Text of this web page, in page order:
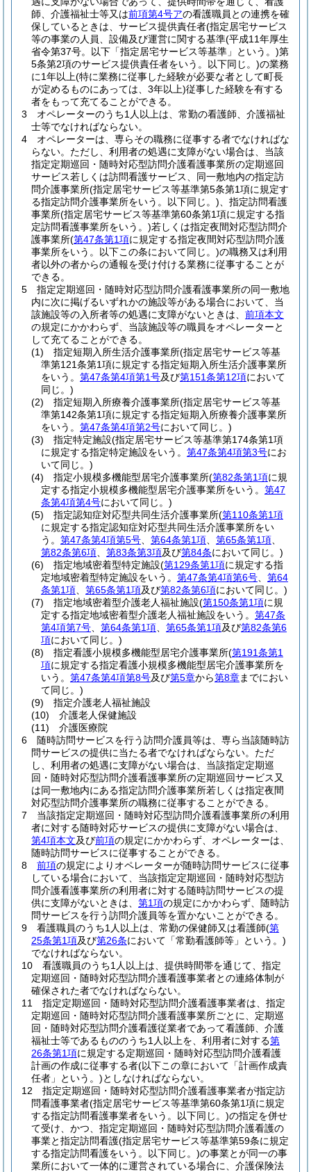
師、介護福祉士等又は前項第4号アの看護職員との連携を確
保しているときは、サービス提供責任者(指定居宅サービス
等の事業の人員、設備及び運営に関する基準(平成11年厚生
省令第37号。以下「指定居宅サービス等基準」という。)第
5条第2項のサービス提供責任者をいう。以下同じ。)の業務
に1年以上(特に業務に従事した経験が必要な者として町長
が定めるものにあっては、3年以上)従事した経験を有する
者をもって充てることができる。
3
オペレーターのうち1人以上は、常勤の看護師、介護福祉
士等でなければならない。
4
オペレーターは、専らその職務に従事する者でなければな
らない。 ただし、利用者の処遇に支障がない場合は、当該
指定定期巡回・随時対応型訪問介護看護事業所の定期巡回
サービス若しくは訪問看護サービス、同一敷地内の指定訪
問介護事業所(指定居宅サービス等基準第5条第1項に規定す
る指定訪問介護事業所をいう。以下同じ。) 、指定訪問看護
事業所(指定居宅サービス等基準第60条第1項に規定する指
定訪問看護事業所をいう。)若しくは指定夜間対応型訪問介
護事業所(第47条第1項に規定する指定夜間対応型訪問介護
事業所をいう。以下この条において同じ。)の職務又は利用
者以外の者からの通報を受け付ける業務に従事することが
できる。
5
指定定期巡回・随時対応型訪問介護看護事業所の同一敷地
内に次に掲げるいずれかの施設等がある場合において、当
該施設等の入所者等の処遇に支障がないときは、 前項本文
の規定にかかわらず、当該施設等の職員をオペレーターと
して充てることができる。
(1)
指定短期入所生活介護事業所(指定居宅サービス等基
準第121条第1項に規定する指定短期入所生活介護事業所
をいう。 第47条第4項第1号及び第151条第12項において
同じ。)
(2)
指定短期入所療養介護事業所(指定居宅サービス等基
準第142条第1項に規定する指定短期入所療養介護事業所
をいう。 第47条第4項第2号において同じ。)
(3)
指定特定施設(指定居宅サービス等基準第174条第1項
に規定する指定特定施設をいう。 第47条第4項第3号にお
いて同じ。)
(4)
指定小規模多機能型居宅介護事業所(第82条第1項に規
定する指定小規模多機能型居宅介護事業所をいう。 第47
条第4項第4号において同じ。)
(5)
指定認知症対応型共同生活介護事業所(第110条第1項
に規定する指定認知症対応型共同生活介護事業所をい
う。 第47条第4項第5号 第64条第1項 第65条第1項
第82条第6項
第83条第3項及び第84条において同じ。)
(6)
指定地域密着型特定施設(第129条第1項に規定する指
定地域密着型特定施設をいう。 第47条第4項第6号
第64
条第1項
第65条第1項及び第82条第6項において同じ。)
(7)
指定地域密着型介護老人福祉施設(第150条第1項に規
定する指定地域密着型介護老人福祉施設をいう。 第47条
第4項第7号
第64条第1項 第65条第1項及び第82条第6
項において同じ。)
(8)
指定看護小規模多機能型居宅介護事業所(第191条第1
項に規定する指定看護小規模多機能型居宅介護事業所を
いう。 第47条第4項第8号及び第5章から第8章までにおい
て同じ。)
(9)
指定介護老人福祉施設
(10)
介護老人保健施設
(11)
介護医療院
6
随時訪問サービスを行う訪問介護員等は、専ら当該随時訪
問サービスの提供に当たる者でなければならない。 ただ
し、利用者の処遇に支障がない場合は、当該指定定期巡
回・随時対応型訪問介護看護事業所の定期巡回サービス又
は同一敷地内にある指定訪問介護事業所若しくは指定夜間
対応型訪問介護事業所の職務に従事することができる。
7
当該指定定期巡回・随時対応型訪問介護看護事業所の利用
者に対する随時対応サービスの提供に支障がない場合は、
第4項本文及び前項の規定にかかわらず、オペレーターは、
随時訪問サービスに従事することができる。
8
前項の規定によりオペレーターが随時訪問サービスに従事
している場合において、当該指定定期巡回・随時対応型訪
問介護看護事業所の利用者に対する随時訪問サービスの提
供に支障がないときは、 第1項の規定にかかわらず、随時訪
問サービスを行う訪問介護員等を置かないことができる。
9
看護職員のうち1人以上は、常勤の保健師又は看護師(第
25条第1項及び第26条において「常勤看護師等」という。)
でなければならない。
10
看護職員のうち1人以上は、提供時間帯を通じて、指定
定期巡回・随時対応型訪問介護看護事業者との連絡体制が
確保された者でなければならない。
11
指定定期巡回・随時対応型訪問介護看護事業者は、指定
定期巡回・随時対応型訪問介護看護事業所ごとに、定期巡
回・随時対応型訪問介護看護従業者であって看護師、介護
福祉士等であるもののうち1人以上を、利用者に対する第
26条第1項に規定する定期巡回・随時対応型訪問介護看護
計画の作成に従事する者(以下この章において「計画作成責
任者」という。)としなければならない。
12
指定定期巡回・随時対応型訪問介護看護事業者が指定訪
問看護事業者(指定居宅サービス等基準第60条第1項に規定
する指定訪問看護事業者をいう。以下同じ。)の指定を併せ
て受け、かつ、指定定期巡回・随時対応型訪問介護看護の
事業と指定訪問看護(指定居宅サービス等基準第59条に規定
する指定訪問看護をいう。以下同じ。)の事業とが同一の事
業所において一体的に運営されている場合に、介護保険法